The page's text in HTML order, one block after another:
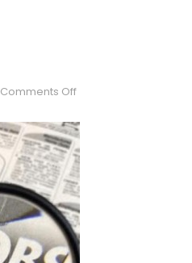
Comments Offon
pekerjaan